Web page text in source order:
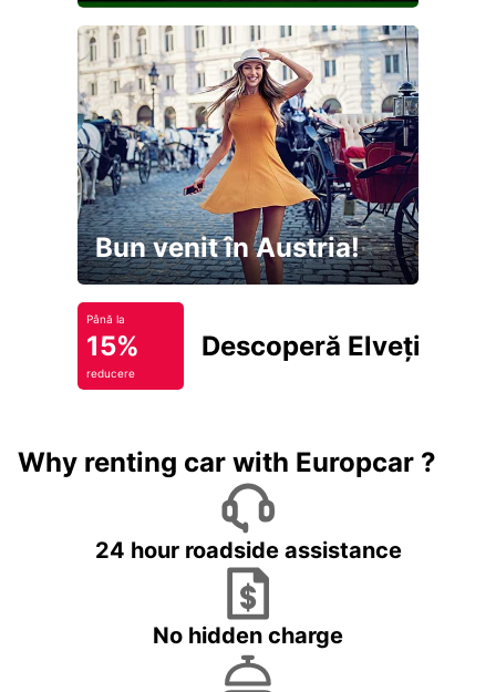
Bun venit în Austria!
Până la
15%
reducere
Descoperă Elveția
Why renting car with Europcar ?
24 hour roadside assistance
No hidden charge